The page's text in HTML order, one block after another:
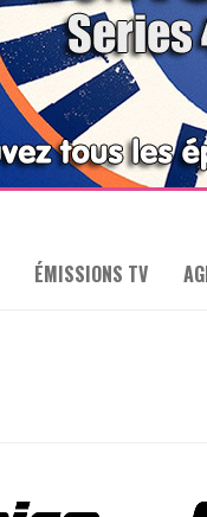
ÉMISSIONS TV